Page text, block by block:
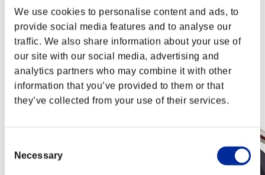
We use cookies to personalise content and ads, to
provide social media features and to analyse our
traffic. We also share information about your use of
our site with our social media, advertising and
analytics partners who may combine it with other
information that you’ve provided to them or that
they’ve collected from your use of their services.
Selection
Necessary